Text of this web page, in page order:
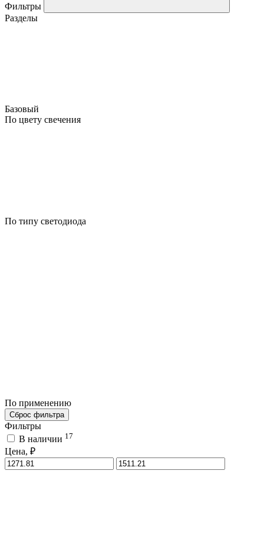
Фильтры
Разделы
Базовый
По цвету свечения
По типу светодиода
По применению
Сброс фильтра
Фильтры
В наличии 17
Цена, ₽